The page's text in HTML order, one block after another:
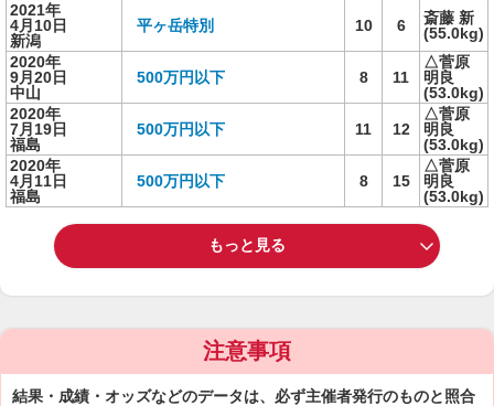
2021年
4月10日
新潟
平ヶ岳特別 10 6
斎藤 新
(55.0kg)
2020年
9月20日
中山
500万円以下 8 11
△菅原
明良
(53.0kg)
2020年
7月19日
福島
500万円以下 11 12
△菅原
明良
(53.0kg)
2020年
4月11日
福島
500万円以下 8 15
△菅原
明良
(53.0kg)
もっと見る
注意事項
結果・成績・オッズなどのデータは、必ず主催者発行のものと照合